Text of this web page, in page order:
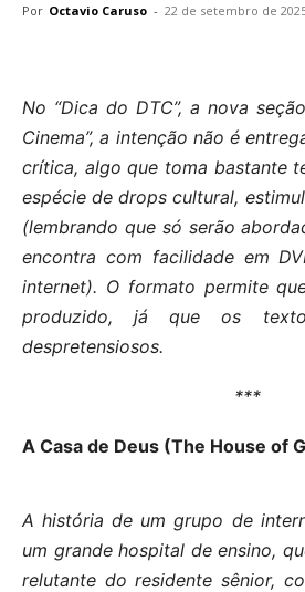
Por Octavio Caruso - 22 de setembro de
No “Dica do DTC”, a nova
Cinema”, a intenção não é
crítica, algo que toma bastante
espécie de drops cultural,
(lembrando que só serão
encontra com facilidade em
internet). O formato permite
produzido, já que os
despretensiosos.
***
A Casa de Deus (The House of
A história de um grupo de
um grande hospital de ensino,
relutante do residente sênior,